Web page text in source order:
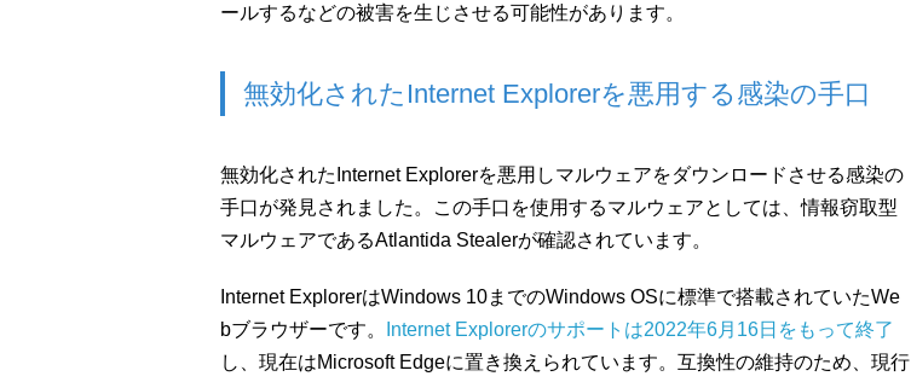
ールするなどの被害を生じさせる可能性があります。
無効化されたInternet Explorerを悪用する感染の手口
無効化されたInternet Explorerを悪用しマルウェアをダウンロードさせる感染の
手口が発見されました。この手口を使用するマルウェアとしては、情報窃取型
マルウェアであるAtlantida Stealerが確認されています。
Internet ExplorerはWindows 10までのWindows OSに標準で搭載されていたWe
bブラウザーです。
Internet Explorerのサポートは2022年6月16日をもって終了
し、現在はMicrosoft Edgeに置き換えられています。互換性の維持のため、現行